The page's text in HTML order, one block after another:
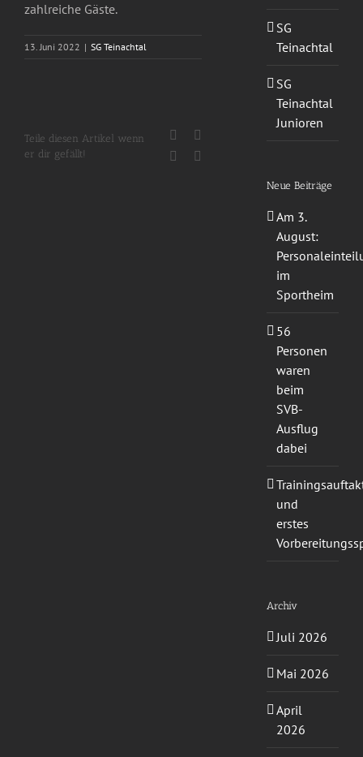
zahlreiche Gäste.
13. Juni 2022 | SG Teinachtal
Teile diesen Artikel wenn
er dir gefällt!
Facebook
WhatsApp
SG
Teinachtal
SG
Teinachtal
Junioren
Neue Beiträge
Am 3.
August:
im
Sportheim
56
Personen
waren
beim
SVB-
Ausflug
dabei
und
erstes
Archiv
Juli 2026
Mai 2026
April
2026